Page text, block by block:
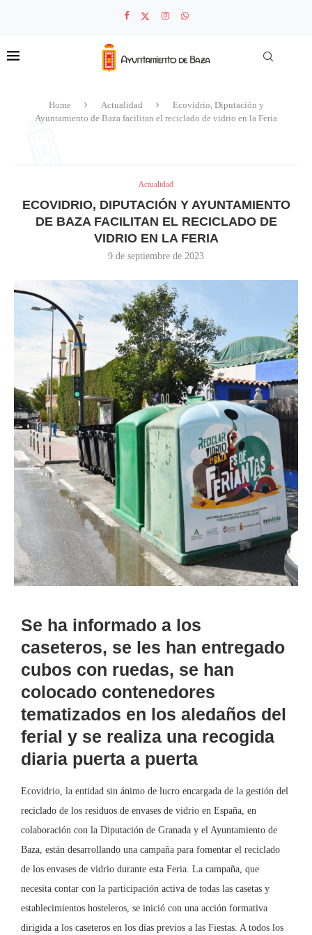
Home Actualidad
Ecovidrio, Diputación y
Ayuntamiento de Baza facilitan el reciclado de vidrio en la Feria
Actualidad
ECOVIDRIO, DIPUTACIÓN Y AYUNTAMIENTO
DE BAZA FACILITAN EL RECICLADO DE
VIDRIO EN LA FERIA
9 de septiembre de 2023
Se ha informado a los
caseteros, se les han entregado
cubos con ruedas, se han
colocado contenedores
tematizados en los aledaños del
ferial y se realiza una recogida
diaria puerta a puerta
Ecovidrio, la entidad sin ánimo de lucro encargada de la gestión del
reciclado de los residuos de envases de vidrio en España, en
colaboración con la Diputación de Granada y el Ayuntamiento de
Baza, están desarrollando una campaña para fomentar el reciclado
de los envases de vidrio durante esta Feria. La campaña, que
necesita contar con la participación activa de todas las casetas y
establecimientos hosteleros, se inició con una acción formativa
dirigida a los caseteros en los días previos a las Fiestas. A todos los